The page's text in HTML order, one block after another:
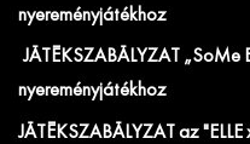
nyereményjátékhoz
JÁTÉKSZABÁLYZAT „SoMe
nyereményjátékhoz
JÁTÉKSZABÁLYZAT az